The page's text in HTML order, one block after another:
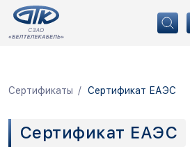
Сертификаты Сертификат ЕАЭС
Сертификат ЕАЭС